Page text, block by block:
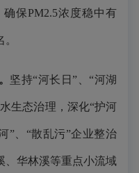
保PM2.5浓度稳中有
坚持“河长日”、“河湖
生态治理，深化“护河
”、“散乱污”企业整治
、华林溪等重点小流域